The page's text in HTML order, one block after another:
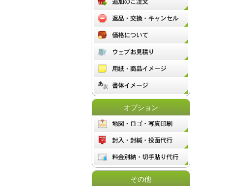
オプション
その他